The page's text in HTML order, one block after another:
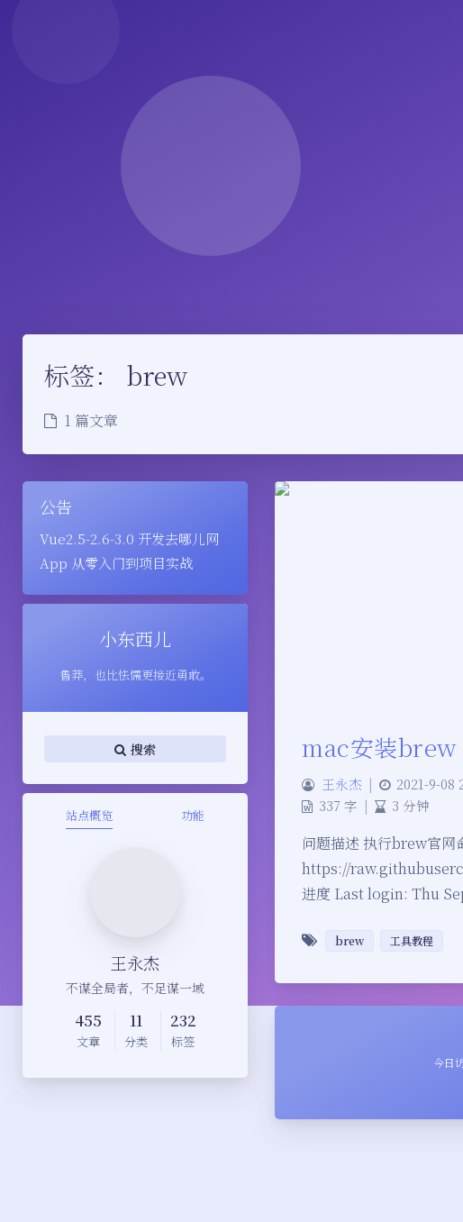
标签： brew
1 篇文章
公告
Vue2.5-2.6-3.0 开发去哪儿网
App 从零入门到项目实战
小东西儿
鲁莽，也比怯懦更接近勇敢。
搜索
站点概览 功能
王永杰
不谋全局者，不足谋一域
455
文章
11
分类
232
标签
mac安装brew
王永杰 | 2021-9-08
337 字 | 3 分钟
问题描述 执行brew官
https://
进度 Last login: Thu
brew 工具教程
今日